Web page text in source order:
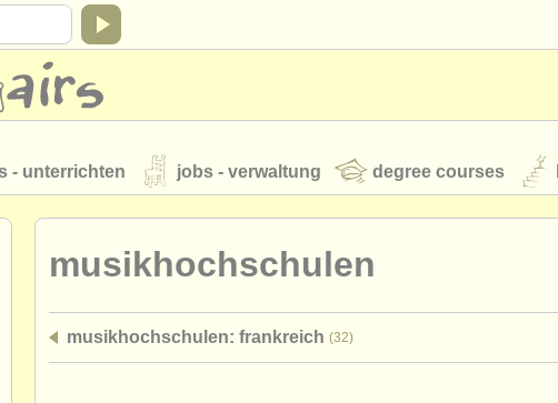
- unterrichten jobs - verwaltung degree courses
gestohlene instrumente
musikhochschulen
musikhochschulen: frankreich (32)